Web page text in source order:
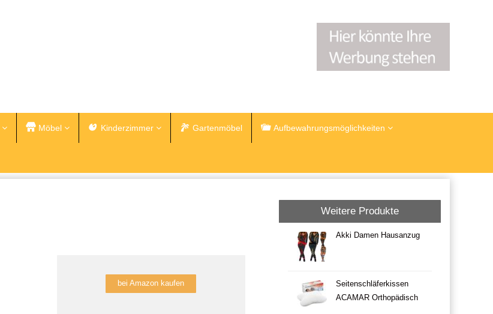
Möbel Kinderzimmer Gartenmöbel Aufbewahrungsmöglichkeiten
bei Amazon kaufen
Weitere Produkte
Akki Damen Hausanzug
Seitenschläferkissen
ACAMAR Orthopädisch